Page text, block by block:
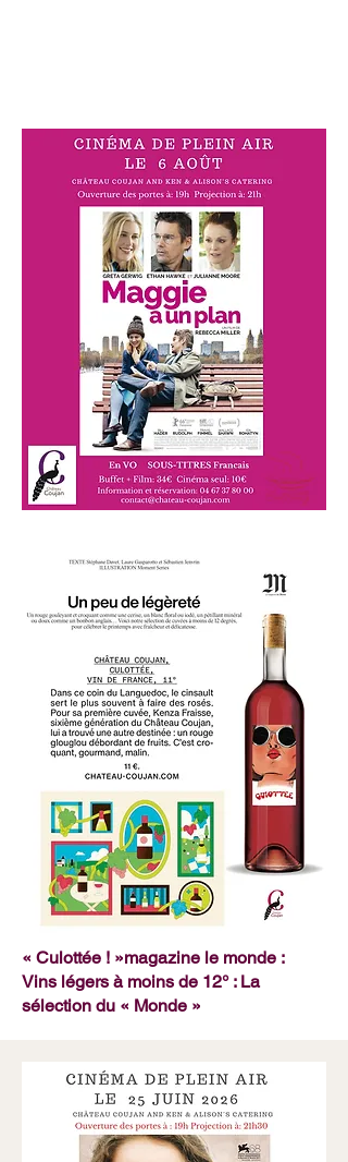
« Culottée ! »magazine le monde :
Vins légers à moins de 12° : La
sélection du « Monde »